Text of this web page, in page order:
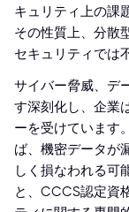
キュリティ上の課
その性質上、分散
セキュリティでは
サイバー脅威、デ
す深刻化し、企業
ーを受けています
ば、機密データが
しく損なわれる可
と、CCCS認定資